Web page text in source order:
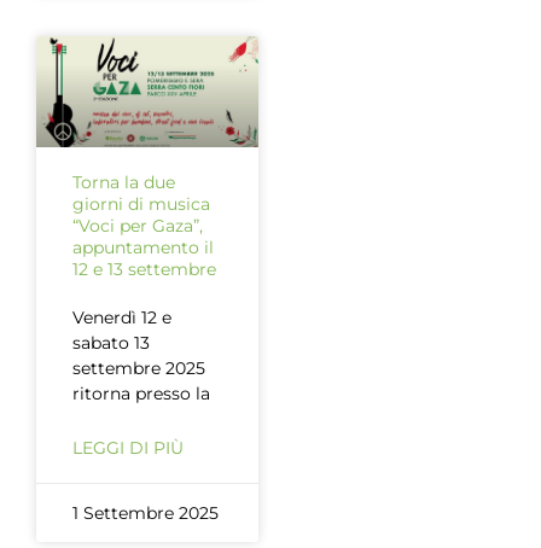
Torna la due
giorni di musica
“Voci per Gaza”,
appuntamento il
12 e 13 settembre
Venerdì 12 e
sabato 13
settembre 2025
ritorna presso la
LEGGI DI PIÙ
1 Settembre 2025